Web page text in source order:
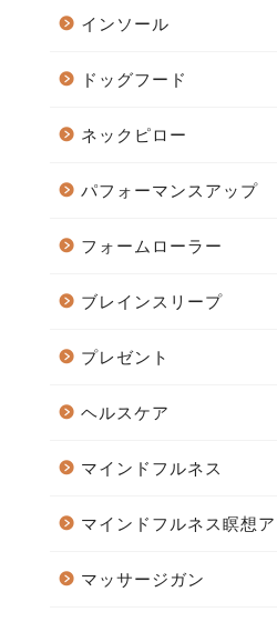
インソール
ドッグフード
ネックピロー
パフォーマンスアップ
フォームローラー
ブレインスリープ
プレゼント
ヘルスケア
マインドフルネス
マインドフルネス瞑想ア
マッサージガン